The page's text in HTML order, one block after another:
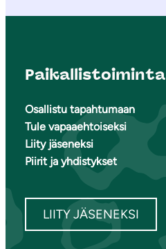
Paikallistoiminta
Osallistu tapahtumaan
Tule vapaaehtoiseksi
Liity jäseneksi
Piirit ja yhdistykset
LIITY JÄSENEKSI